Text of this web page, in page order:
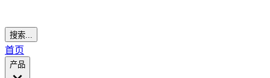
搜索...
首页
产品